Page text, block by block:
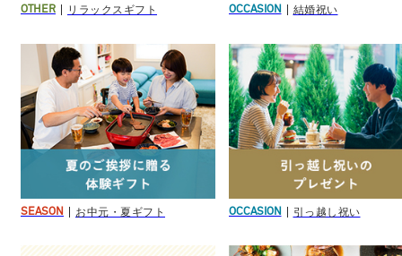
OTHER リラックスギフト OCCASION 結婚祝い
SEASON お中元・夏ギフト OCCASION 引っ越し祝い